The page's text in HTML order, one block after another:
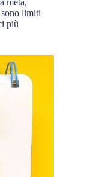
limiti
più